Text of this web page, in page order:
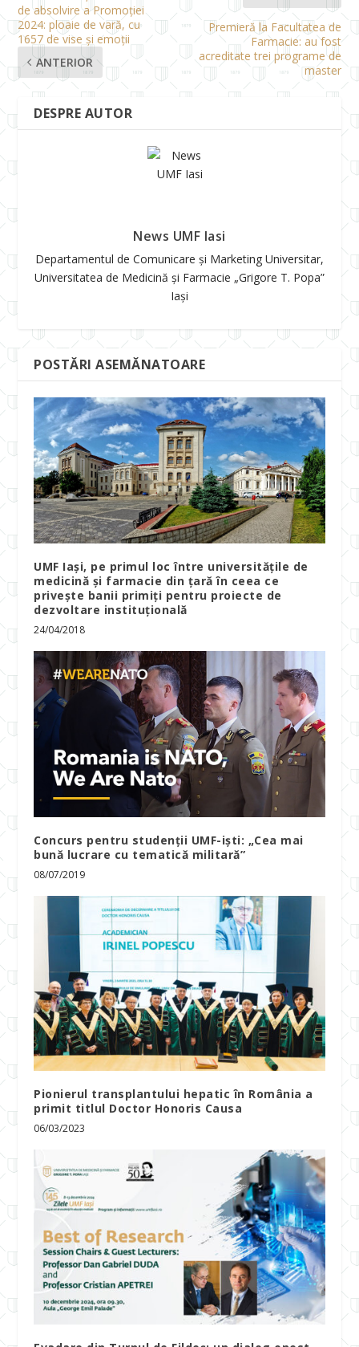
de absolvire a Promoției
2024: ploaie de vară, cu
1657 de vise și emoții
ANTERIOR
Premieră la Facultatea de
Farmacie: au fost
acreditate trei programe de
master
DESPRE AUTOR
News UMF Iasi
Departamentul de Comunicare și Marketing Universitar,
Universitatea de Medicină și Farmacie „Grigore T. Popa”
Iași
POSTĂRI ASEMĂNATOARE
UMF Iași, pe primul loc între universitățile de
medicină și farmacie din țară în ceea ce
privește banii primiți pentru proiecte de
dezvoltare instituțională
24/04/2018
Concurs pentru studenții UMF-iști: „Cea mai
bună lucrare cu tematică militară”
08/07/2019
Pionierul transplantului hepatic în România a
primit titlul Doctor Honoris Causa
06/03/2023